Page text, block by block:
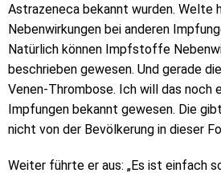
Astrazeneca bekannt wurden. Welte
Nebenwirkungen bei anderen
Natürlich können Impfstoffe
beschrieben gewesen. Und gerade
Venen-Thrombose. Ich will das noch
Impfungen bekannt gewesen. Die
nicht von der Bevölkerung in dieser
Weiter führte er aus: „Es ist einfach